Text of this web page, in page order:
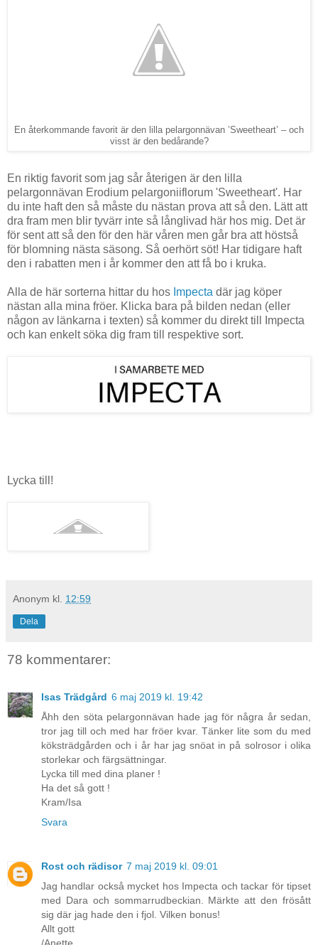
En återkommande favorit är den lilla pelargonnävan ’Sweetheart’ – och
visst är den bedårande?
En riktig favorit som jag sår återigen är den lilla
pelargonnävan Erodium pelargoniiflorum 'Sweetheart'. Har
du inte haft den så måste du nästan prova att så den. Lätt att
dra fram men blir tyvärr inte så långlivad här hos mig. Det är
för sent att så den för den här våren men går bra att höstså
för blomning nästa säsong. Så oerhört söt! Har tidigare haft
den i rabatten men i år kommer den att få bo i kruka.
Alla de här sorterna hittar du hos Impecta där jag köper
nästan alla mina fröer. Klicka bara på bilden nedan (eller
någon av länkarna i texten) så kommer du direkt till Impecta
och kan enkelt söka dig fram till respektive sort.
Lycka till!
Anonym kl. 12:59
Dela
78 kommentarer:
Isas Trädgård 6 maj 2019 kl. 19:42
Åhh den söta pelargonnävan hade jag för några år sedan,
tror jag till och med har fröer kvar. Tänker lite som du med
köksträdgården och i år har jag snöat in på solrosor i olika
storlekar och färgsättningar.
Lycka till med dina planer !
Ha det så gott !
Kram/Isa
Svara
Rost och rädisor 7 maj 2019 kl. 09:01
Jag handlar också mycket hos Impecta och tackar för tipset
med Dara och sommarrudbeckian. Märkte att den frösått
sig där jag hade den i fjol. Vilken bonus!
Allt gott
/Anette